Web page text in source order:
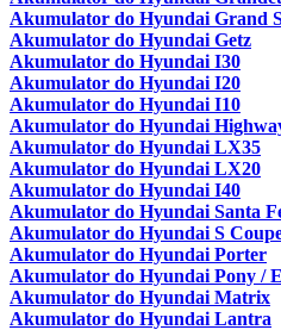
Akumulator do Hyundai Grand
Akumulator do Hyundai Getz
Akumulator do Hyundai I30
Akumulator do Hyundai I20
Akumulator do Hyundai I10
Akumulator do Hyundai
Akumulator do Hyundai LX35
Akumulator do Hyundai LX20
Akumulator do Hyundai I40
Akumulator do Hyundai Santa
Akumulator do Hyundai S
Akumulator do Hyundai Porter
Akumulator do Hyundai Pony /
Akumulator do Hyundai Matrix
Akumulator do Hyundai Lantra